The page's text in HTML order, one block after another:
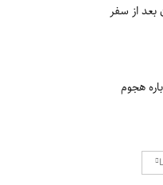
از سفر
هجوم